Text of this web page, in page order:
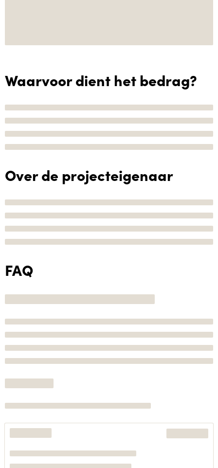
Waarvoor dient het bedrag?
Over de projecteigenaar
FAQ